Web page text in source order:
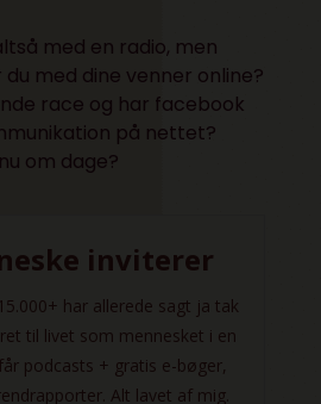
med en radio, men
med dine venner online?
race og har facebook
på nettet?
om dage?